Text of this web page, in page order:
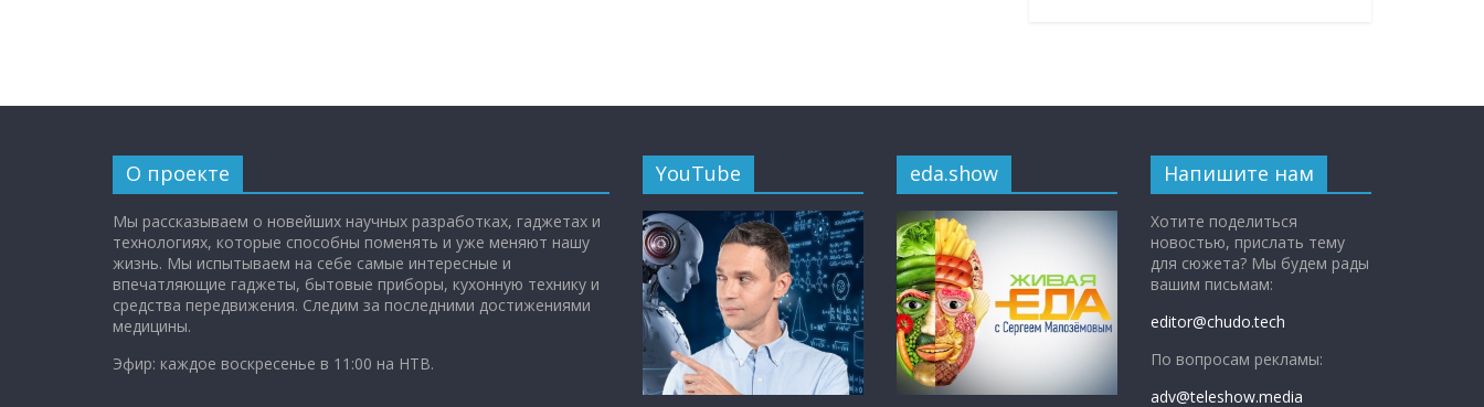
О проекте
Мы рассказываем о новейших научных разработках, гаджетах и
технологиях, которые способны поменять и уже меняют нашу
жизнь. Мы испытываем на себе самые интересные и
впечатляющие гаджеты, бытовые приборы, кухонную технику и
средства передвижения. Следим за последними достижениями
медицины.
Эфир: каждое воскресенье в 11:00 на НТВ.
YouTube eda.show Напишите нам
Хотите поделиться
новостью, прислать тему
для сюжета? Мы будем рады
вашим письмам:
editor@chudo.tech
По вопросам рекламы:
adv@teleshow.media